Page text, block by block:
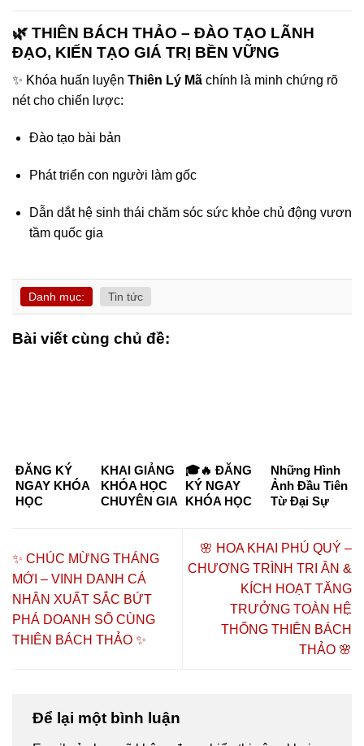
🌿 THIÊN BÁCH THẢO – ĐÀO TẠO LÃNH
ĐẠO, KIẾN TẠO GIÁ TRỊ BỀN VỮNG
✨ Khóa huấn luyện Thiên Lý Mã chính là minh chứng rõ
nét cho chiến lược:
Đào tạo bài bản
Phát triển con người làm gốc
Dẫn dắt hệ sinh thái chăm sóc sức khỏe chủ động vươn
tầm quốc gia
Danh mục: Tin tức
Bài viết cùng chủ đề:
ĐĂNG KÝ
NGAY KHÓA
HỌC
K6 & K7
KHAI GIẢNG
KHÓA HỌC
CHUYÊN GIA
SỨC KHỎE
CHỦ ĐỘNG
2026 TẠI TP.
HỒ CHÍ
MINH – CƠ
HỘI HỌC
🎓🔥 ĐĂNG
KÝ NGAY
KHÓA HỌC
SINH –
CHĂM SÓC
CHỦ ĐỘNG
2026 🔥🎓
Những Hình
Ảnh Đầu Tiên
Từ Đại Sự
– Đồng Hành
Thịnh
✨ CHÚC MỪNG THÁNG
MỚI – VINH DANH CÁ
NHÂN XUẤT SẮC BỨT
PHÁ DOANH SỐ CÙNG
THIÊN BÁCH THẢO ✨
🌸 HOA KHAI PHÚ QUÝ –
CHƯƠNG TRÌNH TRI ÂN &
KÍCH HOẠT TĂNG
TRƯỞNG TOÀN HỆ
THỐNG THIÊN BÁCH
THẢO 🌸
Để lại một bình luận